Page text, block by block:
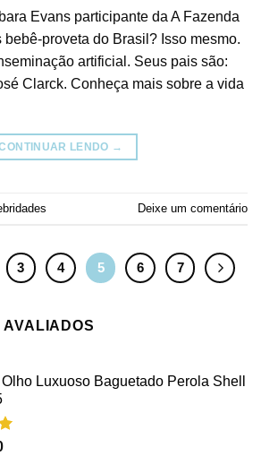
Evans participante da A Fazenda
proveta do Brasil? Isso mesmo.
artificial. Seus pais são:
Clarck. Conheça mais sobre a vida
LENDO →
Deixe um comentário
3 4 5 6 7
AVALIADOS
Luxuoso Baguetado Perola Shell